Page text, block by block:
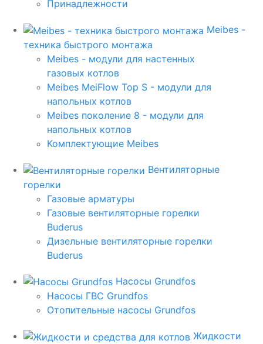
Принадлежности
Meibes -
техника быстрого монтажа
Meibes - модули для настенных
газовых котлов
Meibes MeiFlow Top S - модули для
напольных котлов
Meibes поколение 8 - модули для
напольных котлов
Комплектующие Meibes
Вентиляторные
горелки
Газовые арматуры
Газовые вентиляторные горелки
Buderus
Дизельные вентиляторные горелки
Buderus
Насосы Grundfos
Насосы ГВС Grundfos
Отопительные насосы Grundfos
Жидкости